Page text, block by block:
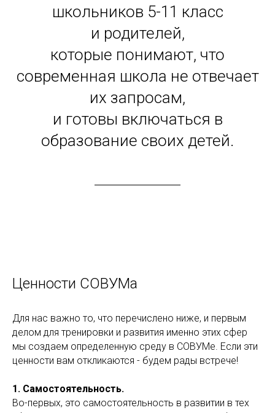
школьников 5-11 класс
и родителей,
которые понимают, что
современная школа не отвечает
их запросам,
и готовы включаться в
образование своих детей.
Ценности СОВУМа
Для нас важно то, что перечислено ниже, и первым
делом для тренировки и развития именно этих сфер
мы создаем определенную среду в СОВУМе. Если эти
ценности вам откликаются - будем рады встрече!
1. Самостоятельность.
Во-первых, это самостоятельность в развитии в тех